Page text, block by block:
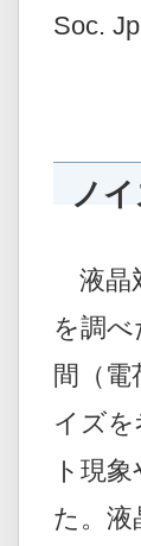
Soc.
ノ
液晶
を調
間（
イズ
ト現
た。